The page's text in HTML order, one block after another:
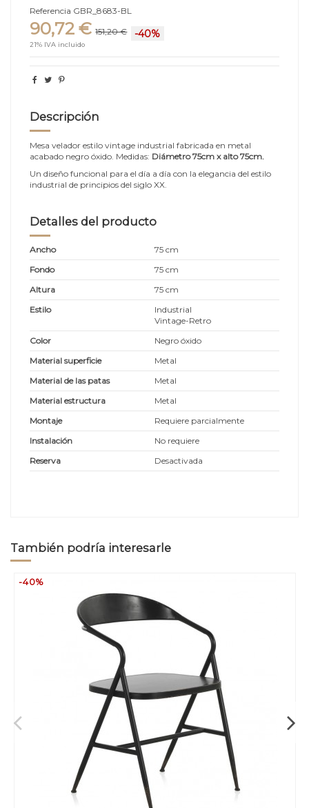
Referencia GBR_8683-BL
90,72 € 151,20 € -40%
21% IVA incluido
Descripción
Mesa velador estilo vintage industrial fabricada en metal
acabado negro óxido. Medidas: Diámetro 75cm x alto 75cm.
Un diseño funcional para el día a día con la elegancia del estilo
industrial de principios del siglo XX.
Detalles del producto
Ancho
75 cm
Fondo
75 cm
Altura
75 cm
Estilo
Industrial
Vintage-Retro
Color
Negro óxido
Material superficie
Metal
Material de las patas
Metal
Material estructura
Metal
Montaje
Requiere parcialmente
Instalación
No requiere
Reserva
Desactivada
También podría interesarle
-40%